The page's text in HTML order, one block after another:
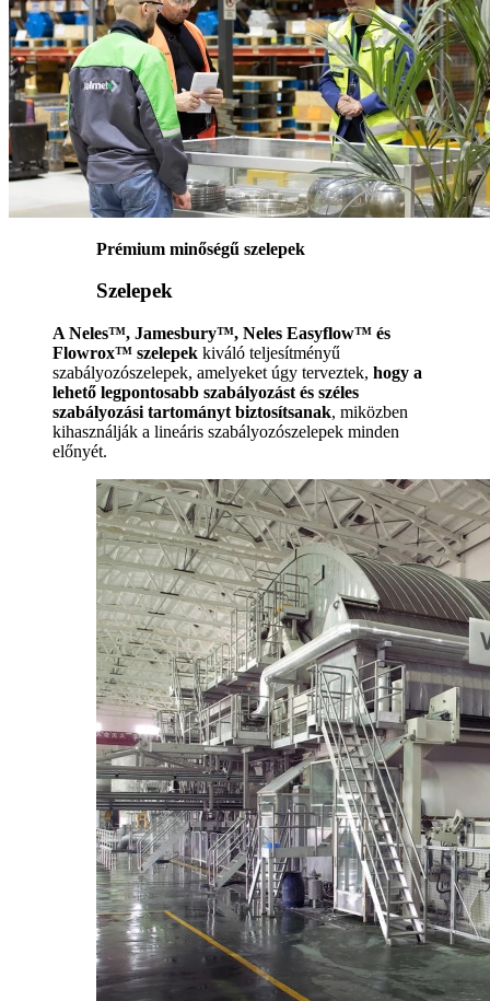
Prémium minőségű szelepek
Szelepek
A Neles™, Jamesbury™, Neles Easyflow™ és
Flowrox™ szelepek kiváló teljesítményű
szabályozószelepek, amelyeket úgy terveztek, hogy a
lehető legpontosabb szabályozást és széles
szabályozási tartományt biztosítsanak, miközben
kihasználják a lineáris szabályozószelepek minden
előnyét.